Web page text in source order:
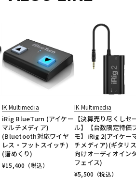
IK Multimedia
iRig BlueTurn (アイケー
マルチメディア)
(Bluetooth対応ワイヤ
レス・フットスイッチ)
(譜めくり)
¥15,400 （税込）
IK Multimedia
【決算売り尽くしセ
ル】【台数限定特価
モ】iRig 2(アイケー
チメディア)(ギタリ
向けオーディオイン
フェイス)
¥5,500 （税込）